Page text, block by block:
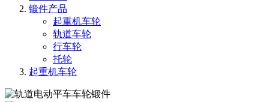
锻件产品
起重机车轮
轨道车轮
行车轮
托轮
起重机车轮